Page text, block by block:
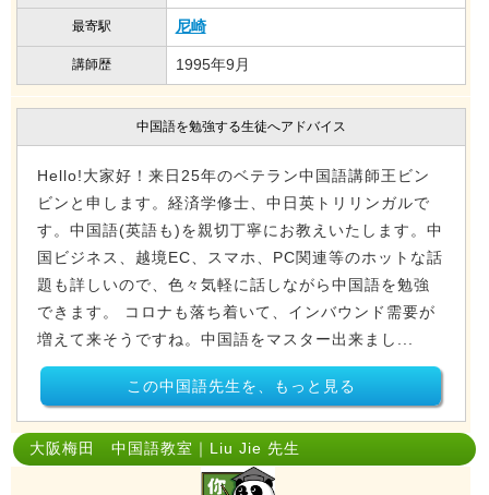
最寄駅 尼崎
講師歴 1995年9月
中国語を勉強する生徒へアドバイス
Hello!大家好！来日25年のベテラン中国語講師王ビン
ビンと申します。経済学修士、中日英トリリンガルで
す。中国語(英語も)を親切丁寧にお教えいたします。中
国ビジネス、越境EC、スマホ、PC関連等のホットな話
題も詳しいので、色々気軽に話しながら中国語を勉強
できます。 コロナも落ち着いて、インバウンド需要が
増えて来そうですね。中国語をマスター出来まし...
この中国語先生を、もっと見る
大阪梅田 中国語教室｜Liu Jie 先生